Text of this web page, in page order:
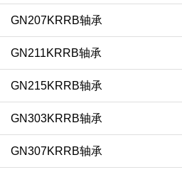
GN207KRRB轴承
GN211KRRB轴承
GN215KRRB轴承
GN303KRRB轴承
GN307KRRB轴承